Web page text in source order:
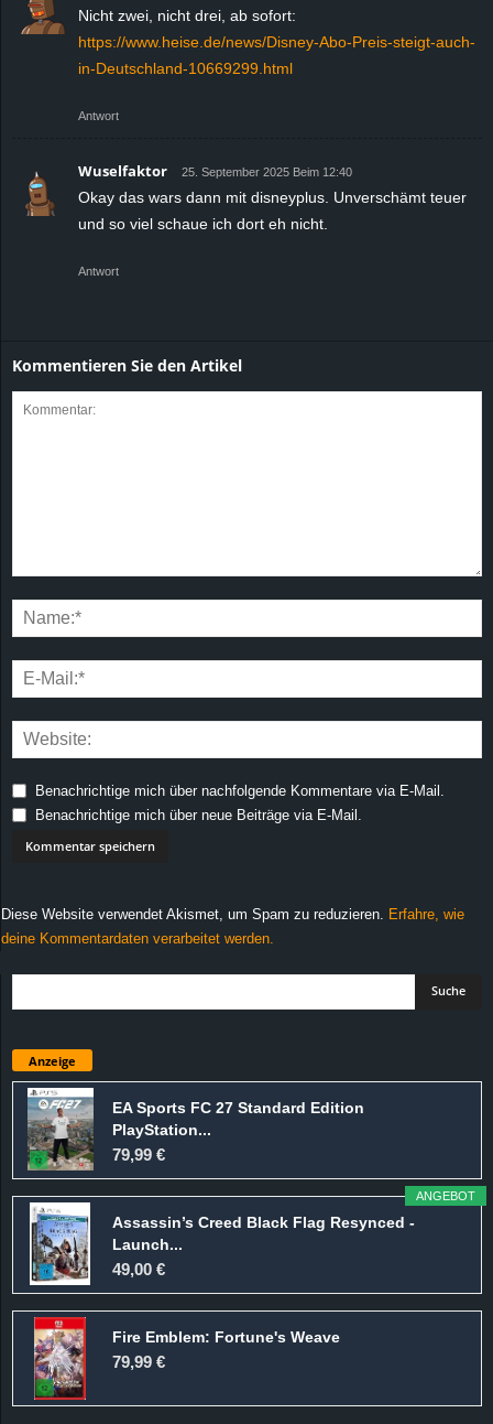
Nicht zwei, nicht drei, ab sofort:
https://www.heise.de/news/Disney-Abo-Preis-steigt-auch-
in-Deutschland-10669299.html
Antwort
Wuselfaktor 25. September 2025 Beim 12:40
Okay das wars dann mit disneyplus. Unverschämt teuer
und so viel schaue ich dort eh nicht.
Antwort
Kommentieren Sie den Artikel
Benachrichtige mich über nachfolgende Kommentare via E-Mail.
Benachrichtige mich über neue Beiträge via E-Mail.
Diese Website verwendet Akismet, um Spam zu reduzieren.
Erfahre, wie
deine Kommentardaten verarbeitet werden.
Anzeige
EA Sports FC 27 Standard Edition
PlayStation...
79,99 €
ANGEBOT
Assassin’s Creed Black Flag Resynced -
Launch...
49,00 €
Fire Emblem: Fortune's Weave
79,99 €